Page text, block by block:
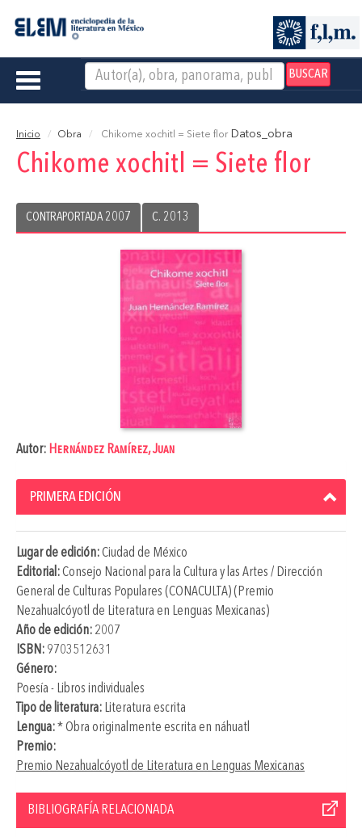
BUSCAR
Toggle
Inicio Obra Chikome xochitl = Siete flor Datos_obra
Chikome xochitl = Siete flor
CONTRAPORTADA 2007 C. 2013
Autor: Hernández Ramírez, Juan
PRIMERA EDICIÓN
Lugar de edición:Ciudad de México
Editorial:Consejo Nacional para la Cultura y las Artes / Dirección
General de Culturas Populares (CONACULTA) (Premio
Nezahualcóyotl de Literatura en Lenguas Mexicanas)
Año de edición: 2007
ISBN: 9703512631
Género:
Poesía - Libros individuales
Tipo de literatura: Literatura escrita
Lengua:* Obra originalmente escrita en náhuatl
Premio:
Premio Nezahualcóyotl de Literatura en Lenguas Mexicanas
BIBLIOGRAFÍA RELACIONADA